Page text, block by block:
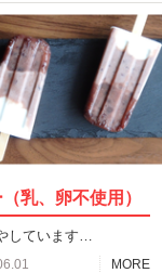
乳、卵不使用）
しています…
MORE